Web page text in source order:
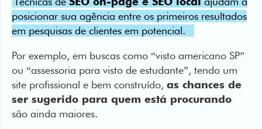
posicionar sua agência entre os primeiros resultados
em pesquisas de clientes em potencial.
Por exemplo, em buscas como “visto americano SP”
ou “assessoria para visto de estudante”, tendo um
site profissional e bem construído, as chances de
ser sugerido para quem está procurando
são ainda maiores.